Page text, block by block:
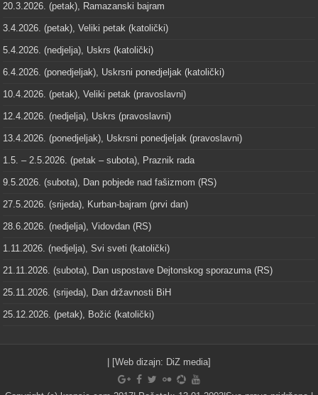
20.3.2026. (petak), Ramazanski bajram
3.4.2026. (petak), Veliki petak (katolički)
5.4.2026. (nedjelja), Uskrs (katolički)
6.4.2026. (ponedjeljak), Uskrsni ponedjeljak (katolički)
10.4.2026. (petak), Veliki petak (pravoslavni)
12.4.2026. (nedjelja), Uskrs (pravoslavni)
13.4.2026. (ponedjeljak), Uskrsni ponedjeljak (pravoslavni)
1.5. – 2.5.2026. (petak – subota), Praznik rada
9.5.2026. (subota), Dan pobjede nad fašizmom (RS)
27.5.2026. (srijeda), Kurban-bajram (prvi dan)
28.6.2026. (nedjelja), Vidovdan (RS)
1.11.2026. (nedjelja), Svi sveti (katolički)
21.11.2026. (subota), Dan uspostave Dejtonskog sporazuma (RS)
25.11.2026. (srijeda), Dan državnosti BiH
25.12.2026. (petak), Božić (katolički)
| [Web dizajn: DiZ media]